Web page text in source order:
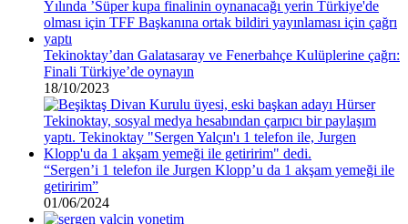
Tekinoktay’dan Galatasaray ve Fenerbahçe Kulüplerine çağrı:
Finali Türkiye’de oynayın
18/10/2023
“Sergen’i 1 telefon ile Jurgen Klopp’u da 1 akşam yemeği ile
getiririm”
01/06/2024